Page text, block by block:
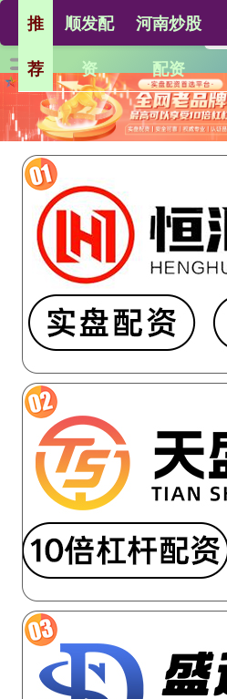
推
荐
顺发配
资
河南炒股
配资